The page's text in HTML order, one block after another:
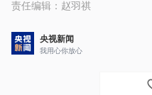
责任编辑： 赵羽祺
央视新闻
我用心你放心